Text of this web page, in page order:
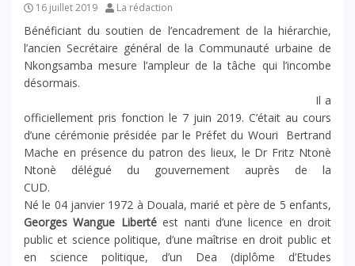
16 juillet 2019 La rédaction
Bénéficiant du soutien de l’encadrement de la hiérarchie,
l’ancien Secrétaire général de la Communauté urbaine de
Nkongsamba mesure l’ampleur de la tâche qui l’incombe
désormais.
Il a
officiellement pris fonction le 7 juin 2019. C’était au cours
d’une cérémonie présidée par le Préfet du Wouri Bertrand
Mache en présence du patron des lieux, le Dr Fritz Ntonè
Ntonè délégué du gouvernement auprès de la
CUD.
Né le 04 janvier 1972 à Douala, marié et père de 5 enfants,
Georges Wangue Libertéest nanti d’une licence en droit
public et science politique, d’une maîtrise en droit public et
en science politique, d’un Dea (diplôme d’Etudes